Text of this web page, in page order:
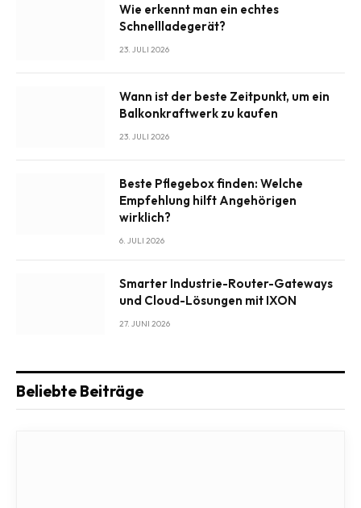
Wie erkennt man ein echtes
Schnellladegerät?
23. JULI 2026
Wann ist der beste Zeitpunkt, um ein
Balkonkraftwerk zu kaufen
23. JULI 2026
Beste Pflegebox finden: Welche
Empfehlung hilft Angehörigen
wirklich?
6. JULI 2026
Smarter Industrie-Router-Gateways
und Cloud-Lösungen mit IXON
27. JUNI 2026
Beliebte Beiträge